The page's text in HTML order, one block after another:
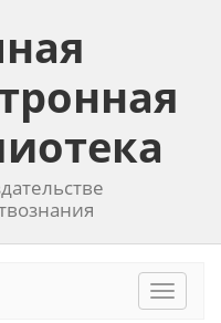
Toggle